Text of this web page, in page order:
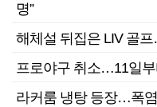
명”
해체설 뒤집은 LIV 골
프로야구 취소…11일부
라커룸 냉탕 등장…폭